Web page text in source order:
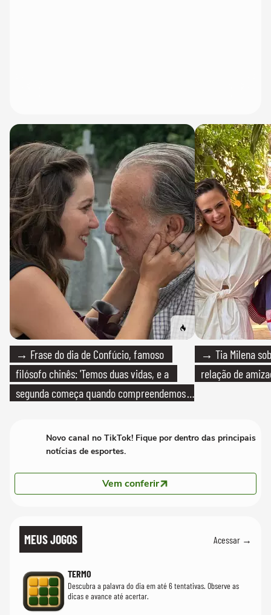
→ Frase do dia de Confúcio, famoso
filósofo chinês: 'Temos duas vidas, e a
segunda começa quando compreendemos
→ Tia Milena
relação de
Novo canal no TikTok! Fique por dentro das principais
notícias de esportes.
Vem conferir
MEUS JOGOS Acessar →
TERMO
Descubra a palavra do dia em até 6 tentativas. Observe as
dicas e avance até acertar.